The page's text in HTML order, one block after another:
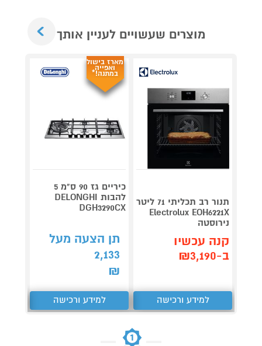
מוצרים שעשויים לעניין אותך
תנור רב תכליתי 71 ליטר
Electrolux EOH6221X
נירוסטה
קנה עכשיו
ב-₪3,190
למידע ורכישה
מארז בישול
ואפייה
במתנה!*
כיריים גז 90 ס"מ 5
להבות DELONGHI
DGH3290CX
תן הצעה מעל
2,133
₪
למידע ורכישה